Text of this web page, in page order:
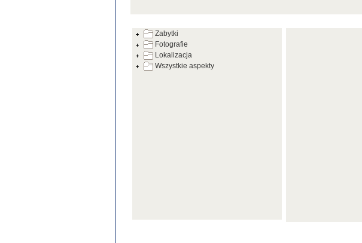
Kartoteka Warsztatów
Kartoteka Zabytków
Zabytki
Fotografie
Lokalizacja
Wszystkie aspekty